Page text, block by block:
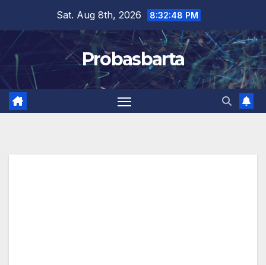
content
Sat. Aug 8th, 2026 8:32:49 PM
Probasbarta